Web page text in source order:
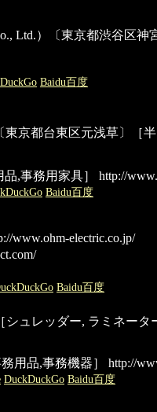
Ltd.）〔東京都渋谷区神
Baidu百度
京都台東区元浅草〕［
,事務用家具］ http://
Baidu百度
www.ohm-electric.co.jp/
Baidu百度
ュレッダー, ラミネータ
用品,事務機器］ http://
DuckDuckGo Baidu百度